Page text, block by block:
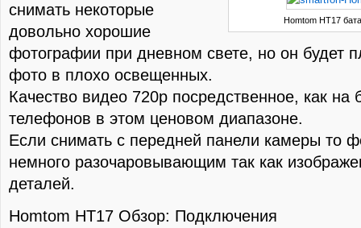
Homtom HT17
снимать некоторые
довольно хорошие
фотографии при дневном свете, но он будет
фото в плохо освещенных.
Качество видео 720p посредственное, как на
телефонов в этом ценовом диапазоне.
Если снимать с передней панели камеры то
немного разочаровывающим так как
деталей.
Homtom HT17 Обзор: Подключения